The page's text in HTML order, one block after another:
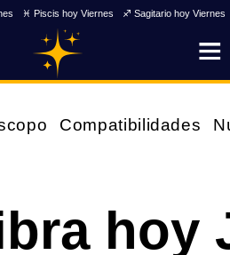
♓ Piscis hoy Viernes ♐ Sagitario hoy Viernes
Compatibilidades
hoy